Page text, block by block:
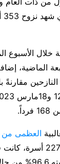
خلال الأسبوع
الماضية،
عدد النازحين
العظمى من
الأسبوع الماضي،
شهدت المحافظة